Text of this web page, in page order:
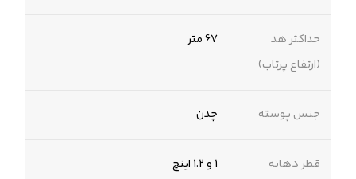
حداکثر هد
(ارتفاع پرتاب)
67 متر
جنس پوسته چدن
قطر دهانه
1 و 1.2 اینچ